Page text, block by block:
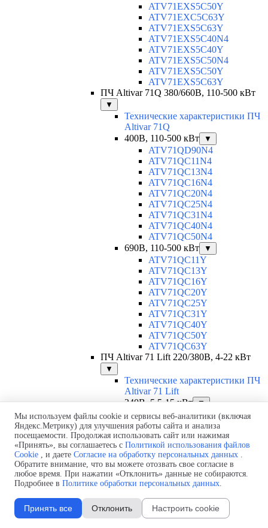
ATV71EXS5C50Y
ATV71EXC5C63Y
ATV71EXS5C63Y
ATV71EXS5C40N4
ATV71EXS5C40Y
ATV71EXS5C50N4
ATV71EXS5C50Y
ATV71EXS5C63Y
ПЧ Altivar 71Q 380/660В, 110-500 кВт
▼
Технические характеристики ПЧ
Altivar 71Q
400В, 110-500 кВт
▼
ATV71QD90N4
ATV71QC11N4
ATV71QC13N4
ATV71QC16N4
ATV71QC20N4
ATV71QC25N4
ATV71QC31N4
ATV71QC40N4
ATV71QC50N4
690В, 110-500 кВт
▼
ATV71QC11Y
ATV71QC13Y
ATV71QC16Y
ATV71QC20Y
ATV71QC25Y
ATV71QC31Y
ATV71QC40Y
ATV71QC50Y
ATV71QC63Y
ПЧ Altivar 71 Lift 220/380В, 4-22 кВт
▼
Технические характеристики ПЧ
Altivar 71 Lift
240В, 5,5-15 кВт ▼
ATV71LD27M3Z
ATV71LD33M3Z
ATV71LD54M3Z
ATV71LD66M3Z
480В, 4-22 кВт ▼
ATV71LD10N4Z
ATV71LD14N4Z
ATV71LD27N4Z
ATV71LD33N4Z
Мы используем файлы cookie и сервисы веб-аналитики (включая
Яндекс.Метрику) для улучшения работы сайта и анализа
посещаемости. Продолжая использовать сайт или нажимая
«Принять», вы соглашаетесь с Политикой использования файлов
Cookie , и даете Согласие на обработку персональных данных .
Обратите внимание, что вы можете отозвать свое согласие в
любое время. При нажатии «Отклонить» данные не собираются.
Подробнее в Политике обработки персональных данных.
Принять все Отклонить Настроить cookie